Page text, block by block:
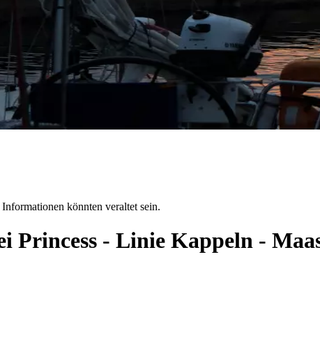
könnten veraltet sein.
Princess - Linie Kappeln -